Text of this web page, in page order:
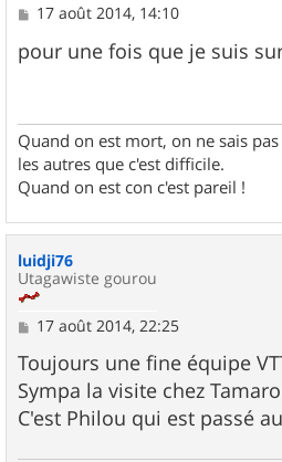
M
s
s
17 août 2014, 14:10
pour une fois que je suis
Quand on est mort, on ne sais
les autres que c'est difficile.
Quand on est con c'est pareil !
luidji76
Utagawiste gourou
M
s
s
a
g
e
17 août 2014, 22:25
Toujours une fine équipe
Sympa la visite chez Tamaro
C'est Philou qui est passé au